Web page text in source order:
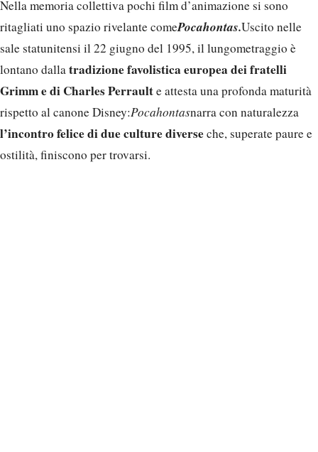
Nella memoria collettiva pochi film d’animazione si sono
ritagliati uno spazio rivelante comePocahontas.Uscito nelle
sale statunitensi il 22 giugno del 1995, il lungometraggio è
lontano dallatradizione favolistica europea dei fratelli
Grimm e di Charles Perraulte attesta una profonda maturità
rispetto al canone Disney:Pocahontasnarra con naturalezza
l’incontro felice di due culture diverseche, superate paure e
ostilità, finiscono per trovarsi.